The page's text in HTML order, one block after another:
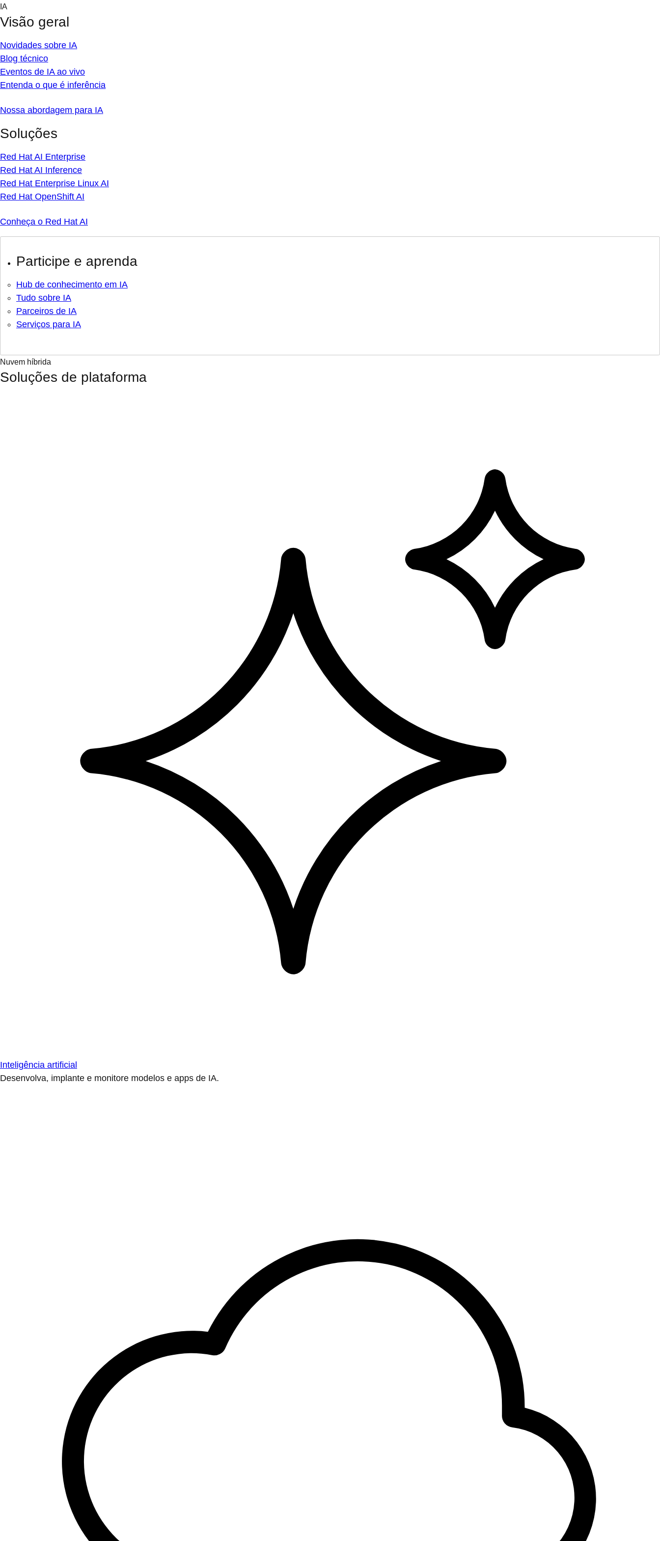
Skip
content
IA
Visão geral
Novidades sobre IA
Blog técnico
Eventos de IA ao vivo
Entenda o que é inferência
Nossa abordagem para IA
Soluções
Red Hat AI Enterprise
Red Hat AI Inference
Red Hat Enterprise Linux AI
Red Hat OpenShift AI
Conheça o Red Hat AI
Participe e aprenda
Hub de conhecimento em IA
Tudo sobre IA
Parceiros de IA
Serviços para IA
Nuvem híbrida
Soluções de plataforma
Inteligência artificial
Desenvolva, implante e monitore modelos e apps de IA.